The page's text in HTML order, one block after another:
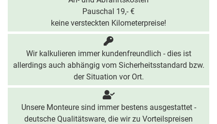
Pauschal 19,- €
keine versteckten Kilometerpreise!
Wir kalkulieren immer kundenfreundlich - dies ist
allerdings auch abhängig vom Sicherheitsstandard bzw.
der Situation vor Ort.
Unsere Monteure sind immer bestens ausgestattet -
deutsche Qualitätsware, die wir zu Vorteilspreisen